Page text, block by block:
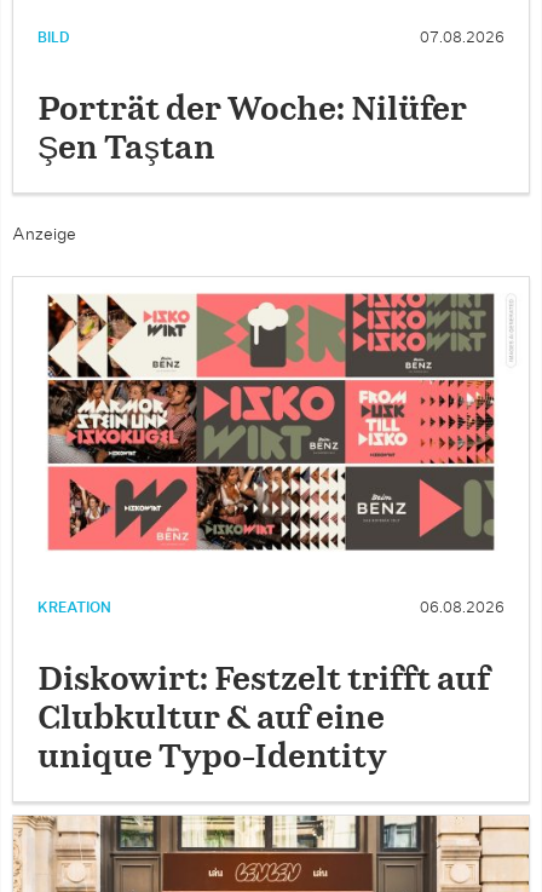
BILD 07.08.2026
Porträt der Woche: Nilüfer
Şen Taştan
Anzeige
KREATION 06.08.2026
Diskowirt: Festzelt trifft auf
Clubkultur & auf eine
unique Typo-Identity